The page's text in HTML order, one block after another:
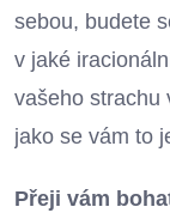
sebou, budete
v jaké
vašeho strachu
jako se vám to
Přeji vám